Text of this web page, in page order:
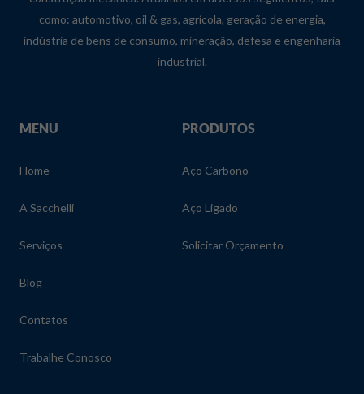
como: automotivo, oil & gas, agrícola, geração de energia,
indústria de bens de consumo, mineração, defesa e engenharia
industrial.
MENU
Home
A Sacchelli
Serviços
Blog
Contatos
Trabalhe Conosco
PRODUTOS
Aço Carbono
Aço Ligado
Solicitar Orçamento